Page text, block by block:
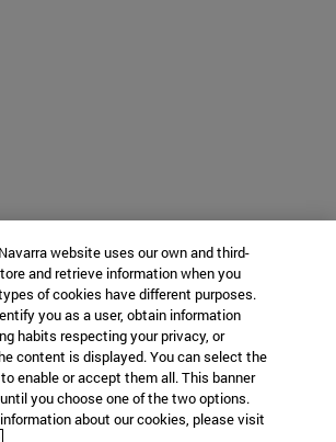
website uses our own and third-
and retrieve information when you
of cookies have different purposes.
you as a user, obtain information
habits respecting your privacy, or
content is displayed. You can select the
enable or accept them all. This banner
you choose one of the two options.
about our cookies, please visit